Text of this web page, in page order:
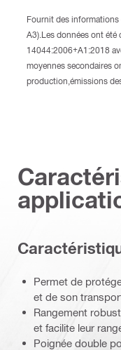
Fournit des informations
A3).Les données ont été
14044:2006+A1:2018
moyennes secondaires
production,émissions
Permet de
et de son
Rangement
et facilite leur
Poignée double